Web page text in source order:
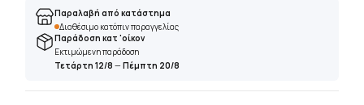
Παραλαβή από κατάστημα
Διαθέσιμο κατόπιν παραγγελίας
Παράδοση κατ 'οίκον
Εκτιμώμενη παράδοση
Τετάρτη 12/8 —Πέμπτη 20/8